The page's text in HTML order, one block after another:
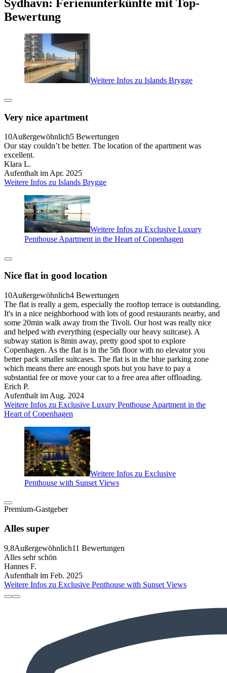
Sydhavn: Ferienunterkünfte mit Top-
Bewertung
Weitere Infos zu Islands Brygge
Very nice apartment
10Außergewöhnlich5 Bewertungen
Our stay couldn’t be better. The location of the apartment was
excellent.
Klara L.
Aufenthalt im Apr. 2025
Weitere Infos zu Islands Brygge
Weitere Infos zu Exclusive Luxury
Penthouse Apartment in the Heart of Copenhagen
Nice flat in good location
10Außergewöhnlich4 Bewertungen
The flat is really a gem, especially the rooftop terrace is outstanding.
It's in a nice neighborhood with lots of good restaurants nearby, and
some 20min walk away from the Tivoli. Our host was really nice
and helped with everything (especially our heavy suitcase). A
subway station is 8min away, pretty good spot to explore
Copenhagen. As the flat is in the 5th floor with no elevator you
better pack smaller suitcases. The flat is in the blue parking zone
which means there are enough spots but you have to pay a
substantial fee or move your car to a free area after offloading.
Erich P.
Aufenthalt im Aug. 2024
Weitere Infos zu Exclusive Luxury Penthouse Apartment in the
Heart of Copenhagen
Weitere Infos zu Exclusive
Penthouse with Sunset Views
Premium-Gastgeber
Alles super
9,8Außergewöhnlich11 Bewertungen
Alles sehr schön
Hannes F.
Aufenthalt im Feb. 2025
Weitere Infos zu Exclusive Penthouse with Sunset Views